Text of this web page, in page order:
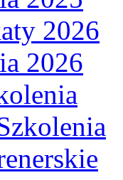
2026
2026